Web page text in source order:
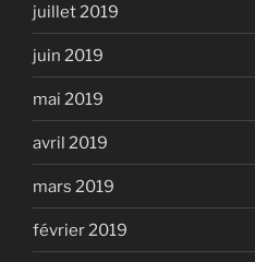
juillet 2019
juin 2019
mai 2019
avril 2019
mars 2019
février 2019